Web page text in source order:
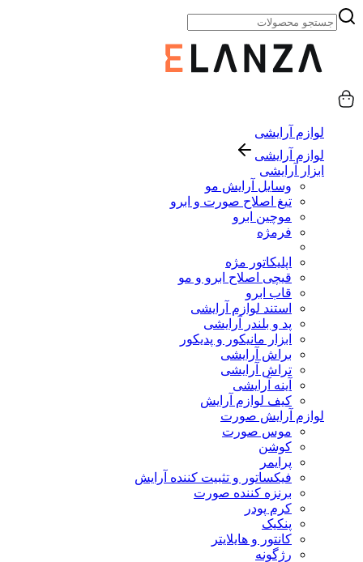
لوازم آرایشی
لوازم آرایشی
ابزار آرایشی
وسایل آرایش مو
تیغ اصلاح صورت و ابرو
موچین ابرو
فرمژه
اپلیکاتور مژه
قیچی اصلاح ابرو و مو
قاب ابرو
استند لوازم آرایشی
پد و بلندر آرایشی
ابزار مانیکور و پدیکور
براش آرایشی
تراش آرایشی
آینه آرایشی
کیف لوازم آرایش
لوازم آرایش صورت
موس صورت
کوشن
پرایمر
فیکساتور و تثبیت کننده آرایش
برنزه کننده صورت
کرم پودر
پنکیک
کانتور و هایلایتر
رژگونه